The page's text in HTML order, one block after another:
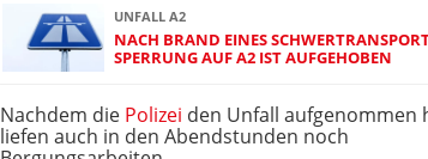
UNFALL A2
NACH BRAND EINES
SPERRUNG AUF A2 IST AUFGEHOBEN
Nachdem die Polizei den Unfall aufgenommen
liefen auch in den Abendstunden noch